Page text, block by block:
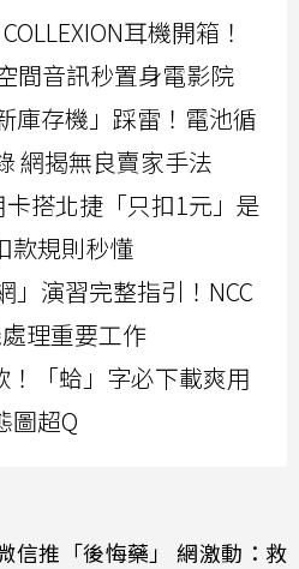
耳機開箱！
間音訊秒置身電影院
庫存機」踩雷！電池循
網揭無良賣家手法
搭北捷「只扣1元」是
款規則秒懂
」演習完整指引！NCC
理重要工作
！「蛤」字必下載爽用
圖超Q
信推「後悔藥」 網激動：救